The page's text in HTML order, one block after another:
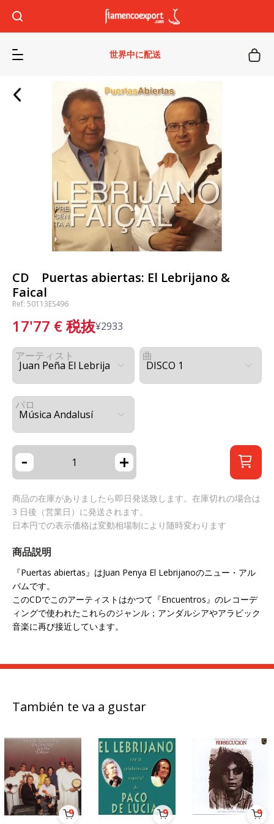
世界中に配送
CD Puertas abiertas: El Lebrijano &
Faical
Ref: 50113ES496
17'77 €税抜¥2933
アーティスト 曲
パロ
- +
商品の在庫がありましたら即日発送致します。在庫切れの場合は
3 日後（営業日）に発送されます。
日本円での表示価格は変動相場制により随時変わります
商品説明
『Puertas abiertas』はJuan Penya El Lebrijanoのニュー・アル
バムです。
このCDでこのアーティストはかつて『Encuentros』のレコーデ
ィングで使われたこれらのジャンル；アンダルシアやアラビック
音楽に再び接近しています。
También te va a gustar